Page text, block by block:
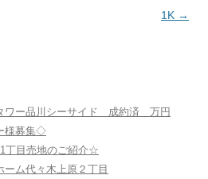
1K →
ワー品川シーサイド 成約済 万円
様募集◇
丁目売地のご紹介☆
ム代々木上原２丁目